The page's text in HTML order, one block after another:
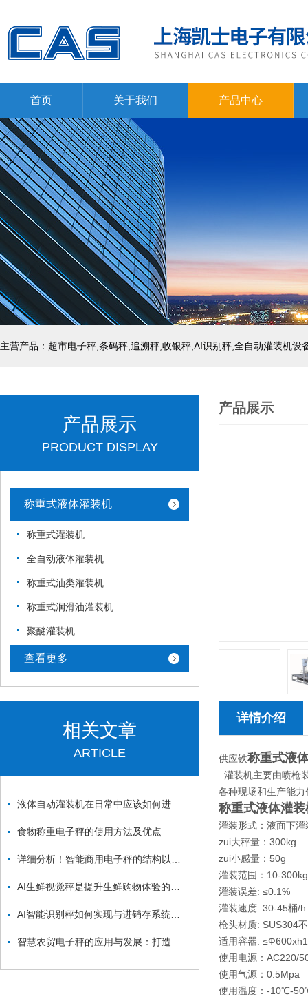
首页 关于我们 产品中心
主营产品：超市电子秤,条码秤,追溯秤,收银秤,AI识别秤,全自动灌装机设
产品展示
PRODUCT DISPLAY
称重式液体灌装机
称重式灌装机
全自动液体灌装机
称重式油类灌装机
称重式润滑油灌装机
聚醚灌装机
查看更多
相关文章
ARTICLE
食物称重电子秤的使用方法及优点
产品展示
详情介绍
供应铁称重式液
灌装机主要由喷枪
各种现场和生产能
称重式液体灌装
灌装形式：液面下灌
zui大秤量：300kg
zui小感量：50g
灌装范围：10-300kg
灌装误差: ≤0.1%
灌装速度: 30-45桶/
枪头材质: SUS304
适用容器:
使用电源：AC220/
使用气源：0.5Mpa
使用温度：-10℃-